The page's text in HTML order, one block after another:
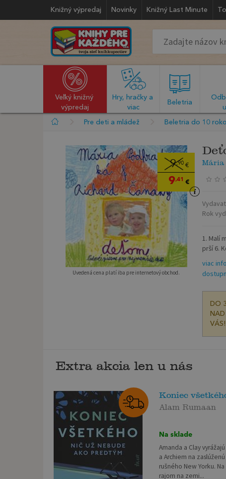
Knižný výpredaj Novinky Knižný Last Minute
Veľký knižný
výpredaj
Hry, hračky a
viac
Beletria
Pre deti a mládež Beletria do 10
9,90 €
9,41 €
Uvedená cena platí iba pre internetový obchod.
Mária
Rok
1. Malí
prší 6.
viac
DO
VÁS!
Extra akcia len u nás
Koniec
Alam Rumaan
Na sklade
Amanda a Clay
a Archiem na
rušného New Yorku.
rajom na zemi...